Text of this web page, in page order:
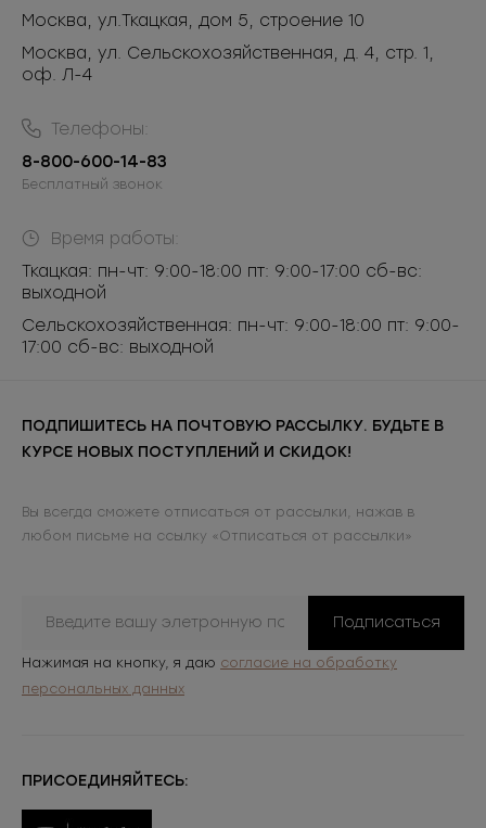
Москва, ул.Ткацкая, дом 5, строение 10
Москва, ул. Сельскохозяйственная, д. 4, стр. 1,
оф. Л-4
Телефоны:
8-800-600-14-83
Бесплатный звонок
Время работы:
Ткацкая: пн-чт: 9:00-18:00 пт: 9:00-17:00 сб-вс:
выходной
Сельскохозяйственная: пн-чт: 9:00-18:00 пт: 9:00-
17:00 сб-вс: выходной
ПОДПИШИТЕСЬ НА ПОЧТОВУЮ РАССЫЛКУ. БУДЬТЕ В
КУРСЕ НОВЫХ ПОСТУПЛЕНИЙ И СКИДОК!
Вы всегда сможете отписаться от рассылки, нажав в
любом письме на ссылку «Отписаться от рассылки»
Подписаться
Нажимая на кнопку, я даю согласие на обработку
персональных данных
ПРИСОЕДИНЯЙТЕСЬ: